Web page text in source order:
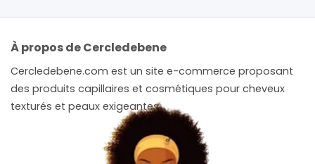
À propos de Cercledebene
Cercledebene.com est un site e-commerce proposant
des produits capillaires et cosmétiques pour cheveux
texturés et peaux exigeantes.